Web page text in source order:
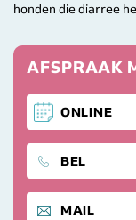
honden die diarree
AFSPRAAK
ONLINE
BEL
STUUR
MAIL